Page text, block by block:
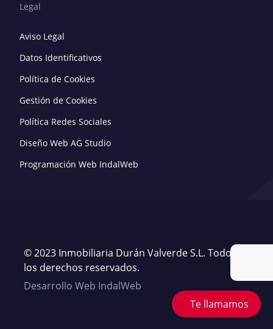
Legal
Aviso Legal
Datos Identificativos
Política de Cookies
Gestión de Cookies
Política Redes Sociales
Diseño Web AG Studio
Programación Web IndalWeb
© 2023 Inmobiliaria Durán Valverde S.L. Todos
los derechos reservados.
Desarrollo Web IndalWeb
Te llamamos